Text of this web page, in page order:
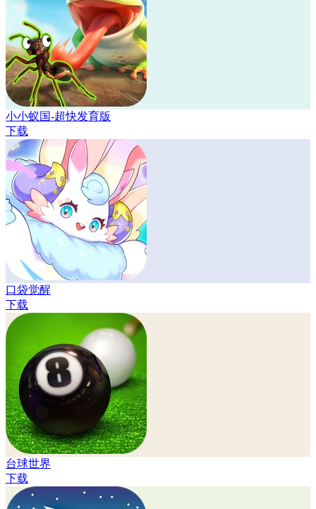
小小蚁国-超快发育版
下载
口袋觉醒
下载
台球世界
下载